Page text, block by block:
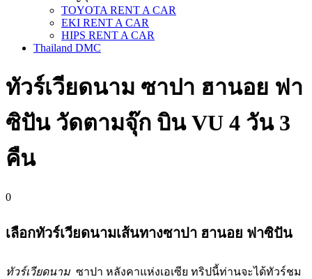
TOYOTA RENT A CAR
EKI RENT A CAR
HIPS RENT A CAR
Thailand DMC
ทัวร์​เวียดนาม ซาปา ฮานอย ฟา
ซิปัน วัดตามจุ๊ก บิน VU 4 วัน 3
คืน
0
เลือกทัวร์เวียดนามเส้นทางซาปา ฮานอย ฟาซิปัน
ทัวร์เวียดนามซาปา หลังคาแห่งเอเซีย ทริปนี้ท่านจะได้ทัวร์ชม